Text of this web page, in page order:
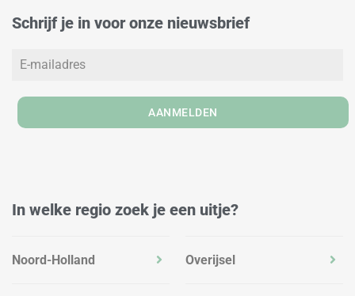
i
r
m
o
Schrijf je in voor onze nieuwsbrief
AANMELDEN
In welke regio zoek je een uitje?
Noord-Holland Overijsel